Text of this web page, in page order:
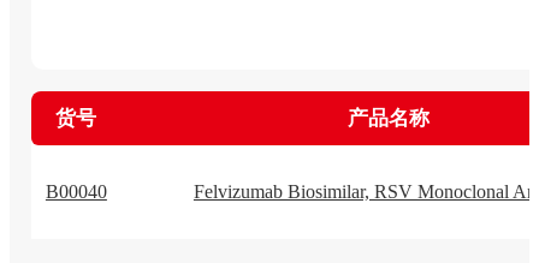
货号 产品名称
B00040 Felvizumab Biosimilar, RSV Monoclonal